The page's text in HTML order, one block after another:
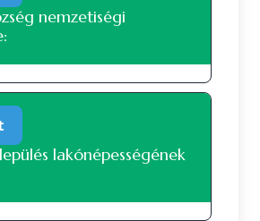
nemzetiségi
összetétel a 2022-es
alapján
népszámlálás során 311 fő
lakónépességének